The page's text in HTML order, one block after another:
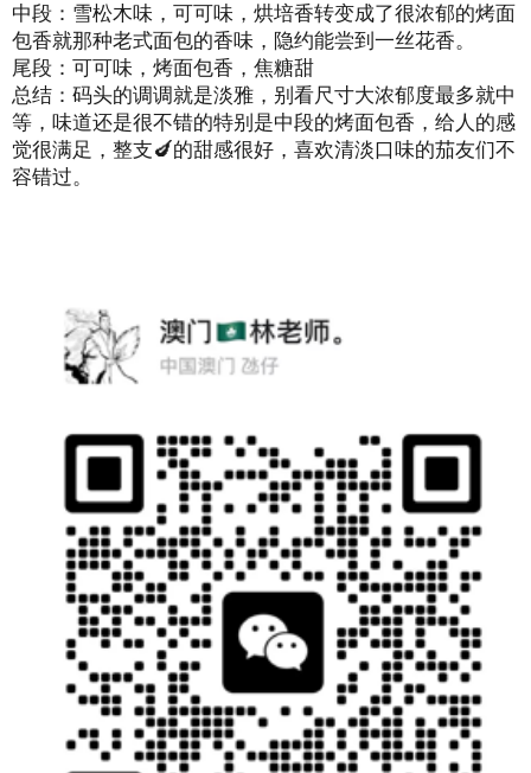
中段：雪松木味，可可味，烘培香转变成了很浓郁的烤面
包香就那种老式面包的香味，隐约能尝到一丝花香。
尾段：可可味，烤面包香，焦糖甜
总结：码头的调调就是淡雅，别看尺寸大浓郁度最多就中
等，味道还是很不错的特别是中段的烤面包香，给人的感
觉很满足，整支🍆的甜感很好，喜欢清淡口味的茄友们不
容错过。